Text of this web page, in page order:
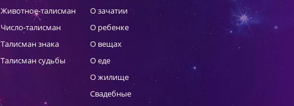
Животное-талисман
Число-талисман
Талисман знака
Талисман судьбы
О зачатии
О ребенке
О вещах
О еде
О жилище
Свадебные